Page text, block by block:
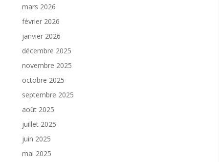
mars 2026
février 2026
janvier 2026
décembre 2025
novembre 2025
octobre 2025
septembre 2025
août 2025
juillet 2025
juin 2025
mai 2025